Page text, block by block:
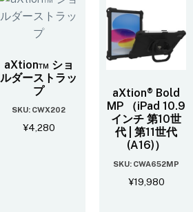
aXtion™ ショ
ルダーストラッ
プ
SKU: CWX202
¥4,280
aXtion® Bold
MP （iPad 10.9
インチ 第10世
代 | 第11世代
(A16)）
SKU: CWA652MP
¥19,980